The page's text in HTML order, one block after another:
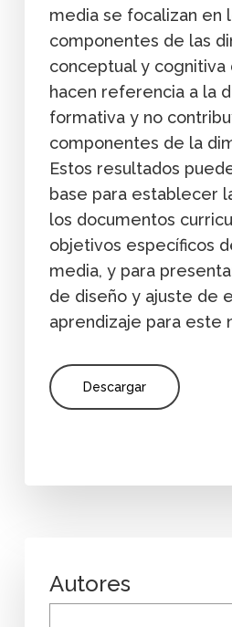
media se focalizan en
componentes de las
conceptual y cognitiva
hacen referencia a la
formativa y no
componentes de la
Estos resultados
base para establecer
los documentos
objetivos específicos
media, y para
de diseño y ajuste de
aprendizaje para este
Descargar
Autores